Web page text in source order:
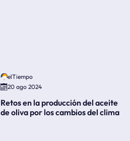
elTiempo
20 ago 2024
Retos en la producción del aceite
de oliva por los cambios del clima